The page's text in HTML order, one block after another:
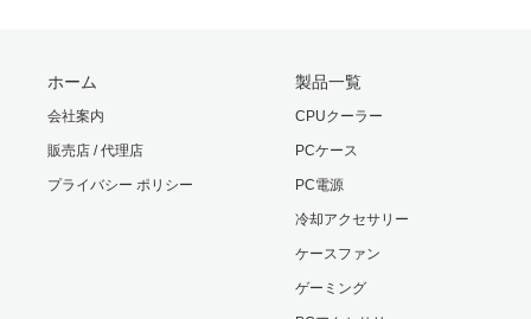
ホーム
会社案内
販売店 / 代理店
プライバシー ポリシー
製品一覧
CPUクーラー
PCケース
PC電源
冷却アクセサリー
ケースファン
ゲーミング